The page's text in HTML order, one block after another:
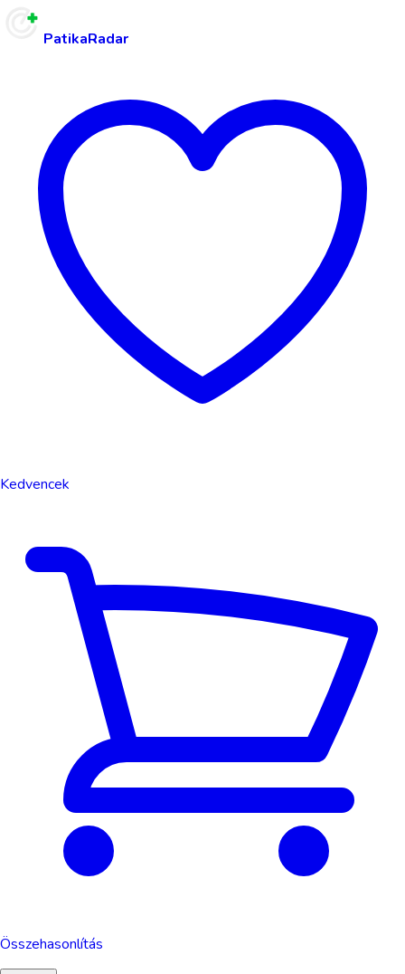
PatikaRadar
Kedvencek
Összehasonlítás